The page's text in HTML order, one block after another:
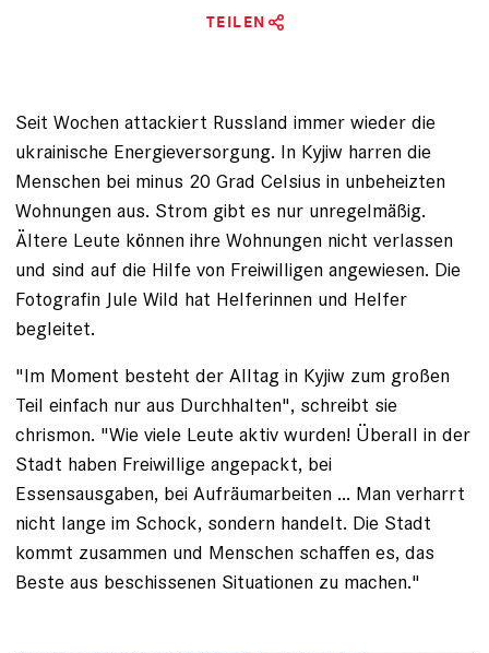
TEILEN
Seit Wochen attackiert Russland immer wieder die
ukrainische Energieversorgung. In Kyjiw harren die
Menschen bei minus 20 Grad Celsius in unbeheizten
Wohnungen aus. Strom gibt es nur unregelmäßig.
Ältere Leute können ihre Wohnungen nicht verlassen
und sind auf die Hilfe von Freiwilligen angewiesen. Die
Fotografin Jule Wild hat Helferinnen und Helfer
begleitet.
"Im Moment besteht der Alltag in Kyjiw zum großen
Teil einfach nur aus Durchhalten", schreibt sie
chrismon. "Wie viele Leute aktiv wurden! Überall in der
Stadt haben Freiwillige angepackt, bei
Essensausgaben, bei Aufräumarbeiten ... Man verharrt
nicht lange im Schock, sondern handelt. Die Stadt
kommt zusammen und Menschen schaffen es, das
Beste aus beschissenen Situationen zu machen."